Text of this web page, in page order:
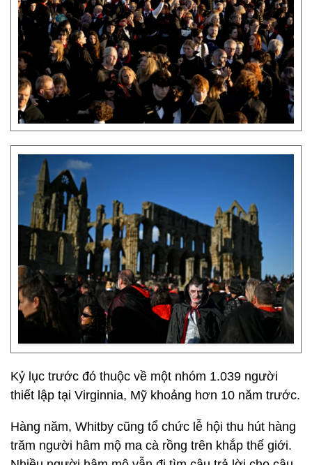
Kỷ lục trước đó thuộc về một nhóm 1.039 người
thiết lập tại Virginnia, Mỹ khoảng hơn 10 năm trước.
Hàng năm, Whitby cũng tổ chức lễ hội thu hút hàng
trăm người hâm mộ ma cà rồng trên khắp thế giới.